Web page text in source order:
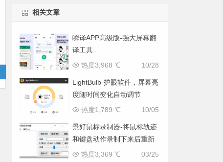
相关文章
瞬译APP高级版-强大屏幕翻
译工具
10/28
热度3,968 ℃
LightBulb-护眼软件，屏幕亮
度随时间变化自动调节
10/05
热度1,789 ℃
景好鼠标录制器-将鼠标轨迹
和键盘动作录制下来后重新
（可循环）播放的小工具03/25
热度3,369 ℃